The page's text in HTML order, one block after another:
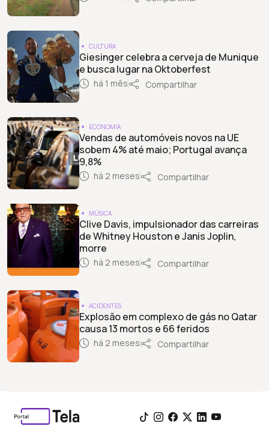
CULTURA
Giesinger celebra a cerveja de Munique
e busca lugar na Oktoberfest
há 1 mês Compartilhar
ECONOMIA
Vendas de automóveis novos na UE
sobem 4% até maio; Portugal avança
9,8%
há 2 meses Compartilhar
MÚSICA
Clive Davis, impulsionador das carreiras
de Whitney Houston e Janis Joplin,
morre
há 2 meses Compartilhar
ACIDENTES
Explosão em complexo de gás no Qatar
causa 13 mortos e 66 feridos
há 2 meses Compartilhar